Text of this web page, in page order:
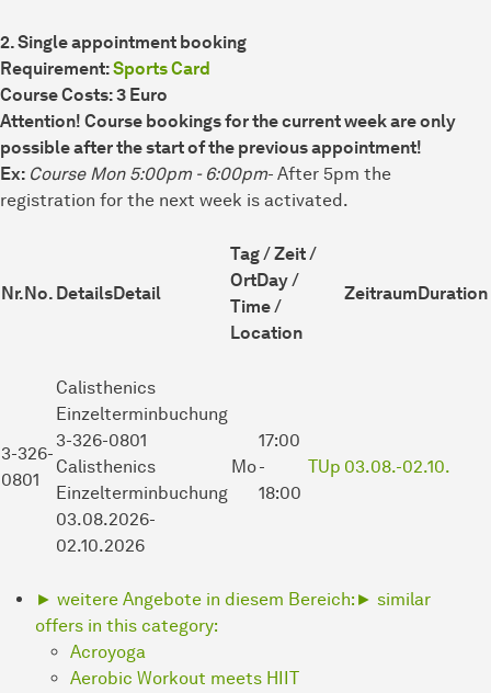
2. Single appointment booking
Requirement:Sports Card
Course Costs: 3 Euro
Attention! Course bookings for the current week are only
possible after the start of the previous appointment!
Ex: Course Mon 5:00pm - 6:00pm- After 5pm the
registration for the next week is activated.
Nr.No. DetailsDetail
Tag / Zeit /
OrtDay /
Time /
Location
ZeitraumDuration
3-326-
0801
Calisthenics
Einzelterminbuchung
3-326-0801
Calisthenics
Einzelterminbuchung
03.08.2026-
02.10.2026
Mo
17:00
-
18:00
TUp 03.08.-02.10.
► weitere Angebote in diesem Bereich: ► similar
offers in this category:
Acroyoga
Aerobic Workout meets HIIT